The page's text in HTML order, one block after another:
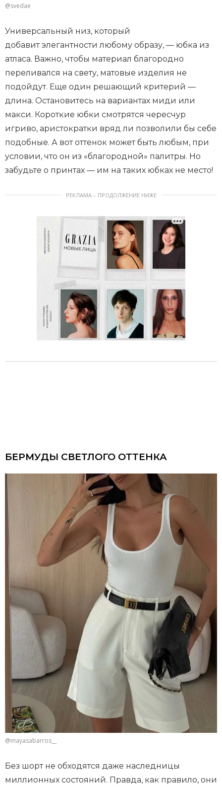
@svedae
Универсальный низ, который
добавит элегантности любому образу, — юбка из
атласа. Важно, чтобы материал благородно
переливался на свету, матовые изделия не
подойдут. Еще один решающий критерий —
длина. Остановитесь на вариантах миди или
макси. Короткие юбки смотрятся чересчур
игриво, аристократки вряд ли позволили бы себе
подобные. А вот оттенок может быть любым, при
условии, что он из «благородной» палитры. Но
забудьте о принтах — им на таких юбках не место!
РЕКЛАМА – ПРОДОЛЖЕНИЕ НИЖЕ
БЕРМУДЫ СВЕТЛОГО ОТТЕНКА
@mayasabarros__
Без шорт не обходятся даже наследницы
миллионных состояний. Правда, как правило, они